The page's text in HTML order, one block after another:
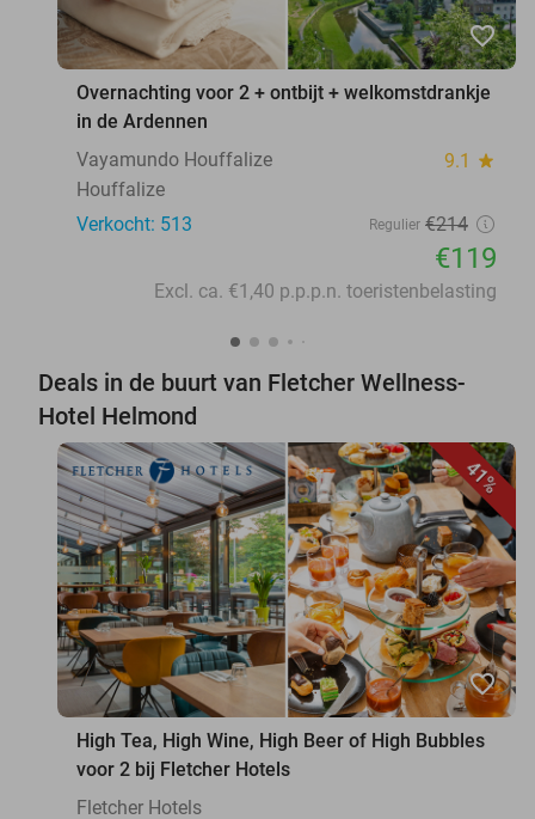
favorite_border
Overnachting voor 2 + ontbijt + welkomstdrankje
in de Ardennen
Vayamundo Houffalize
9.1 star
Houffalize
Verkocht: 513
Regulier €214
€119
Excl. ca. €1,40 p.p.p.n. toeristenbelasting
Deals in de buurt van Fletcher Wellness-
Hotel Helmond
41%
favorite_border
High Tea, High Wine, High Beer of High Bubbles
voor 2 bij Fletcher Hotels
Fletcher Hotels